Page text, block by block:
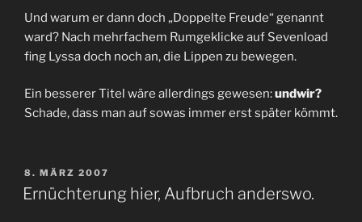
Und warum er dann doch „Doppelte Freude“ genannt
ward? Nach mehrfachem Rumgeklicke auf Sevenload
fing Lyssa doch noch an, die Lippen zu bewegen.
Ein besserer Titel wäre allerdings gewesen:undwir?
Schade, dass man auf sowas immer erst später kömmt.
VERÖFFENTLICHT
AM
8. MÄRZ 2007
Ernüchterung hier, Aufbruch anderswo.